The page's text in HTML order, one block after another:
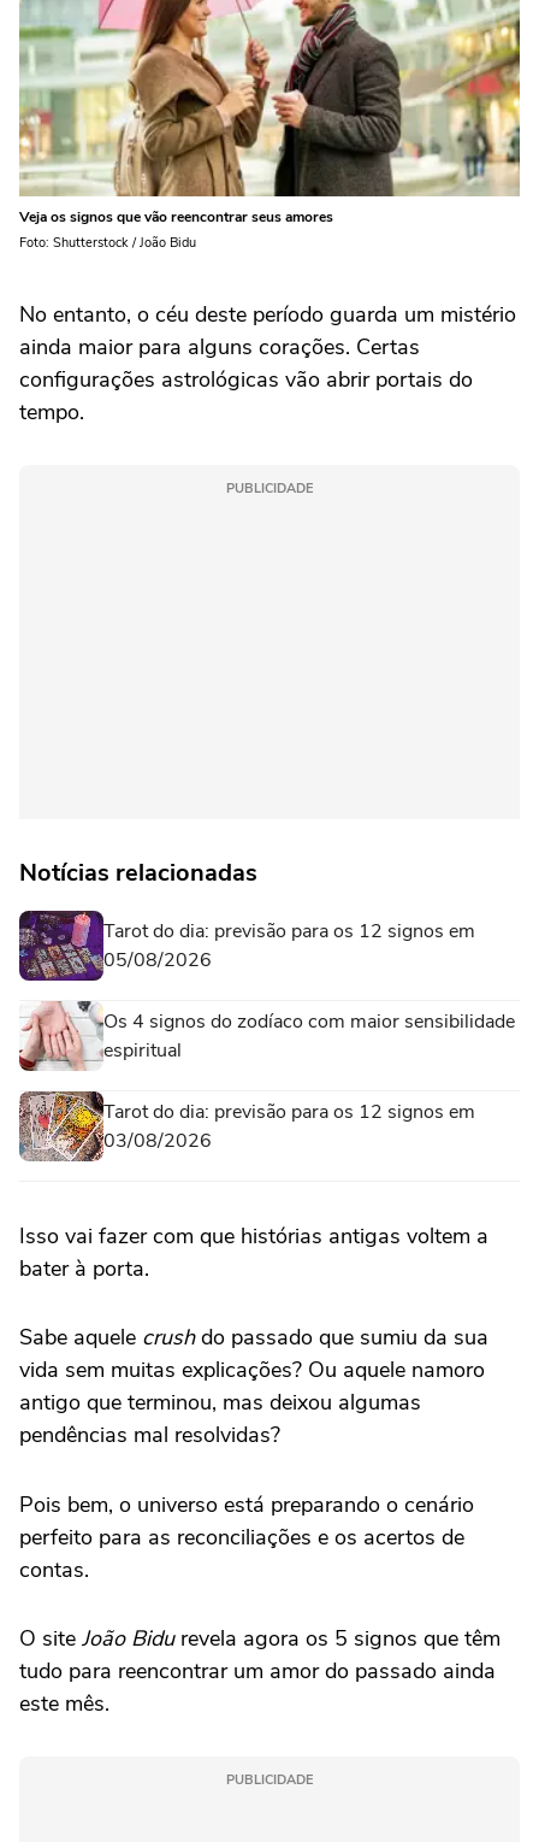
Veja os signos que vão reencontrar seus amores
Foto: Shutterstock / João Bidu
No entanto, o céu deste período guarda um mistério
ainda maior para alguns corações. Certas
configurações astrológicas vão abrir portais do
tempo.
PUBLICIDADE
Notícias relacionadas
Tarot do dia: previsão para os 12 signos em
05/08/2026
Os 4 signos do zodíaco com maior sensibilidade
espiritual
Tarot do dia: previsão para os 12 signos em
03/08/2026
Isso vai fazer com que histórias antigas voltem a
bater à porta.
Sabe aquele crushdo passado que sumiu da sua
vida sem muitas explicações? Ou aquele namoro
antigo que terminou, mas deixou algumas
pendências mal resolvidas?
Pois bem, o universo está preparando o cenário
perfeito para as reconciliações e os acertos de
contas.
O site João Bidurevela agora os 5 signos que têm
tudo para reencontrar um amor do passado ainda
este mês.
PUBLICIDADE